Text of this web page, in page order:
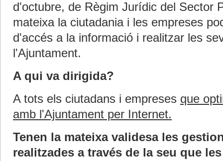
d'octubre, de Règim Jurídic del Sector
mateixa la ciutadania i les empreses
d'accés a la informació i realitzar les
l'Ajuntament.
A qui va dirigida?
A tots els ciutadans i empreses que
amb l'Ajuntament per Internet.
Tenen la mateixa validesa les
realitzades a través de la seu que